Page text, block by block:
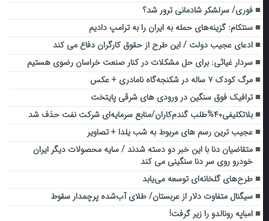
فوری/ سرلشکر شادمانی ترور شد؟
سنتکام: گزینه‌های حمله به ایران را به ترامپ دادیم
ادعای عجیب دولت / این طرح از حقوق کارگران دفاع می کند
سردار غیاثی: برای حل مشکلات در کنار صنعت خراسان رضوی هستیم
مرگ کودک ۷ ساله در شکنجه‌گاه نامادری + عکس
ترافیک فوق سنگین در ورودی های شرقی پایتخت
بلاتکلیفی۴۰%طلب گندم‌کاران/منابع سرمایه‌ای شرکت نفت حذف شد
عجیب ترین رسم های مربوط به شب یلدا + تصاویر
متقاضیان دنا با این خبر دو دسته شدند / سایه محصولات دیگر ایران
خودرو روی سر دنا سنگینی می کند
طرح‌های گلخانه‌ای توسعه می‌یابد
سیگنال متفاوت دلار از عربستان/ طلای آب‌شده پرچمدار سقوط
امباپه رونالدو را زیر گرفت!